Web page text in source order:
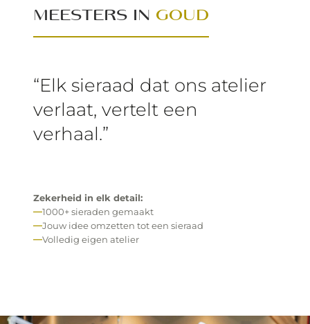
MEESTERS IN GOUD
“Elk sieraad dat ons atelier
verlaat, vertelt een
verhaal.”
Zekerheid in elk detail:
1000+ sieraden gemaakt
Jouw idee omzetten tot een sieraad
Volledig eigen atelier